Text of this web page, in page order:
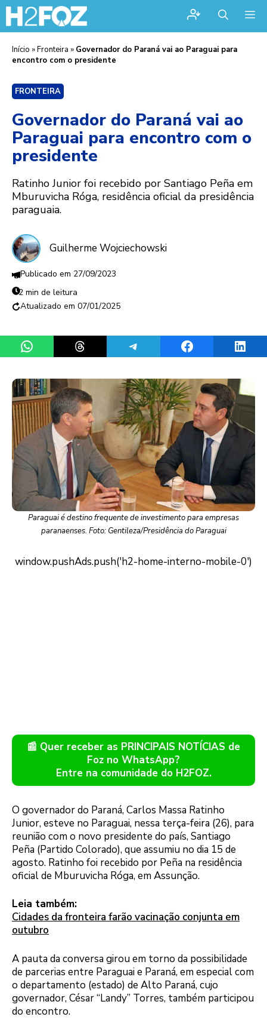
Início »Fronteira » Governador do Paraná vai ao Paraguai para
encontro com o presidente
FRONTEIRA
Governador do Paraná vai ao
Paraguai para encontro com o
presidente
Ratinho Junior foi recebido por Santiago Peña em
Mburuvicha Róga, residência oficial da presidência
paraguaia.
Guilherme Wojciechowski
27/09/2023
2 min de leitura
07/01/2025
Share on WhatsAppShare on ThreadsShare on TelegramShare on Facebook
Paraguai é destino frequente de investimento para empresas
paranaenses. Foto: Gentileza/Presidência do Paraguai
📰 Quer receber as PRINCIPAIS NOTÍCIAS de
Foz no WhatsApp?
Entre na comunidade do H2FOZ.
O governador do Paraná, Carlos Massa Ratinho
Junior, esteve no Paraguai, nessa terça-feira (26), para
reunião com o novo presidente do país, Santiago
Peña (Partido Colorado), que assumiu no dia 15 de
agosto. Ratinho foi recebido por Peña na residência
oficial de Mburuvicha Róga, em Assunção.
Leia também:
Cidades da fronteira farão vacinação conjunta em
outubro
A pauta da conversa girou em torno da possibilidade
de parcerias entre Paraguai e Paraná, em especial com
o departamento (estado) de Alto Paraná, cujo
governador, César “Landy” Torres, também participou
do encontro.